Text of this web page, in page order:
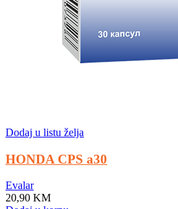
Dodaj u listu želja
HONDA CPS a30
Evalar
20,90 KM